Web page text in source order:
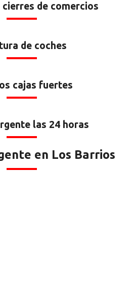
de comercios
de coches
cajas fuertes
las 24 horas
en Los Barrios